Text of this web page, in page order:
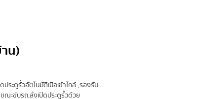
น)
ระตูรั้วอัตโนมัติเมื่อเข้าใกล้ ,รองรับ
ณะขับรถ,สั่งเปิดประตูรั้วด้วย